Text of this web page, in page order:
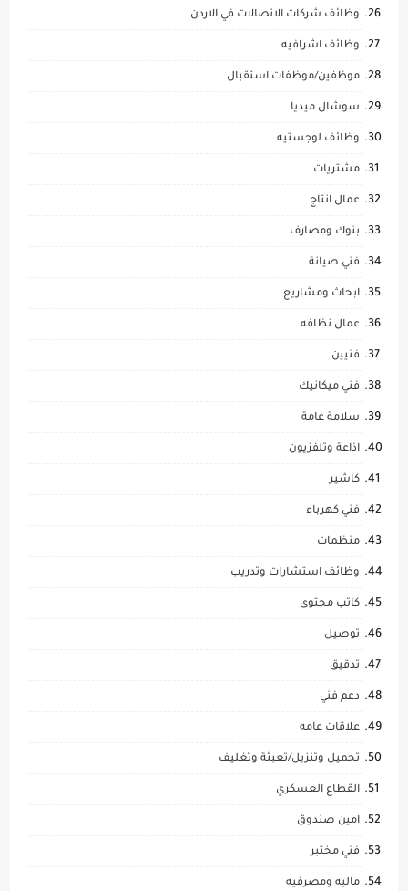
وظائف شركات الاتصالات في الاردن
وظائف اشرافيه
موظفين/موظفات استقبال
سوشال ميديا
وظائف لوجستيه
مشتريات
عمال انتاج
بنوك ومصارف
فني صيانة
ابحاث ومشاريع
عمال نظافه
فنيين
فني ميكانيك
سلامة عامة
اذاعة وتلفزيون
كاشير
فني كهرباء
منظمات
وظائف استشارات وتدريب
كاتب محتوى
توصيل
تدقيق
دعم فني
علاقات عامه
تحميل وتنزيل/تعبئة وتغليف
القطاع العسكري
امين صندوق
فني مختبر
ماليه ومصرفيه